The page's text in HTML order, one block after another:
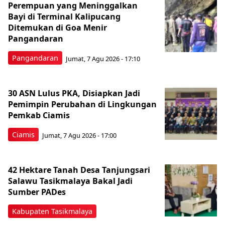
Pangandaran
Perempuan yang Meninggalkan
Bayi di Terminal Kalipucang
Ditemukan di Goa Menir
Pangandaran
Jumat, 7 Agu 2026 - 17:10
Ciamis
30 ASN Lulus PKA, Disiapkan Jadi
Pemimpin Perubahan di Lingkungan
Pemkab Ciamis
Jumat, 7 Agu 2026 - 17:00
Kabupaten Tasikmalaya
42 Hektare Tanah Desa Tanjungsari
Salawu Tasikmalaya Bakal Jadi
Sumber PADes